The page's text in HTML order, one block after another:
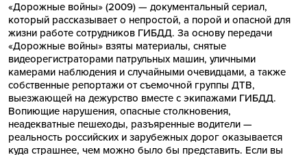
«Дорожные войны» (2009) — документальный сериал,
который рассказывает о непростой, а порой и опасной для
жизни работе сотрудников ГИБДД. За основу передачи
«Дорожные войны» взяты материалы, снятые
видеорегистраторами патрульных машин, уличными
камерами наблюдения и случайными очевидцами, а также
собственные репортажи от съемочной группы ДТВ,
выезжающей на дежурство вместе с экипажами ГИБДД.
Вопиющие нарушения, опасные столкновения,
неадекватные пешеходы, разъяренные водители —
реальность российских и зарубежных дорог оказывается
куда страшнее, чем можно было бы представить. Если вы